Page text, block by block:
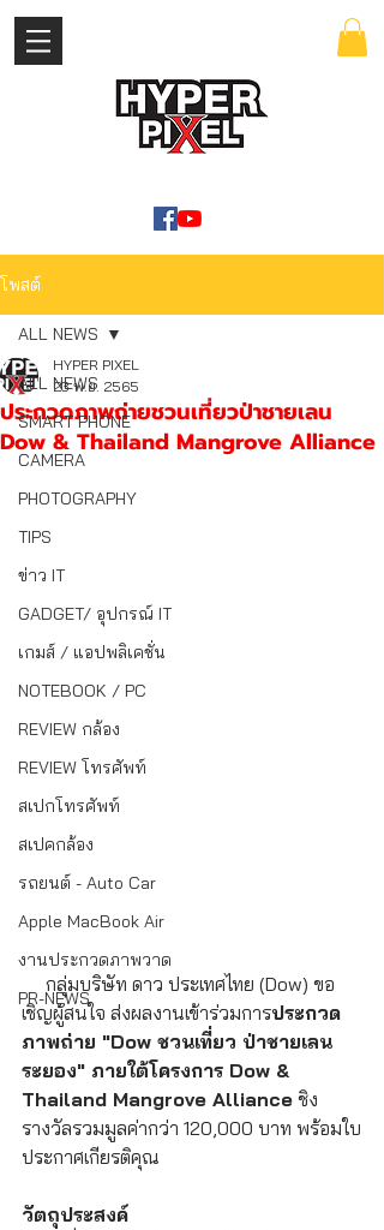
โพสต์
ALL NEWS
SMART PHONE
CAMERA
PHOTOGRAPHY
TIPS
ข่าว IT
GADGET/ อุปกรณ์ IT
เกมส์ / แอปพลิเคชั่น
NOTEBOOK / PC
REVIEW กล้อง
REVIEW โทรศัพท์
สเปกโทรศัพท์
สเปคกล้อง
รถยนต์ - Auto Car
Apple MacBook Air
งานประกวดภาพวาด
PR-NEWS
ALL NEWS
ประกวดภาพถ่ายชวนเที่ยวป่าชายเลน
Dow & Thailand Mangrove Alliance
HYPER PIXEL
23 พ.ย. 2565
เชิญผู้สนใจ ส่งผลงานเข้าร่วมการประกวด
ภาพถ่าย "Dow ชวนเที่ยว ป่าชายเลน
ระยอง" ภายใต้โครงการ Dow &
Thailand Mangrove Alliance ชิง
รางวัลรวมมูลค่ากว่า 120,000 บาท พร้อมใบ
ประกาศเกียรติคุณ
วัตถุประสงค์